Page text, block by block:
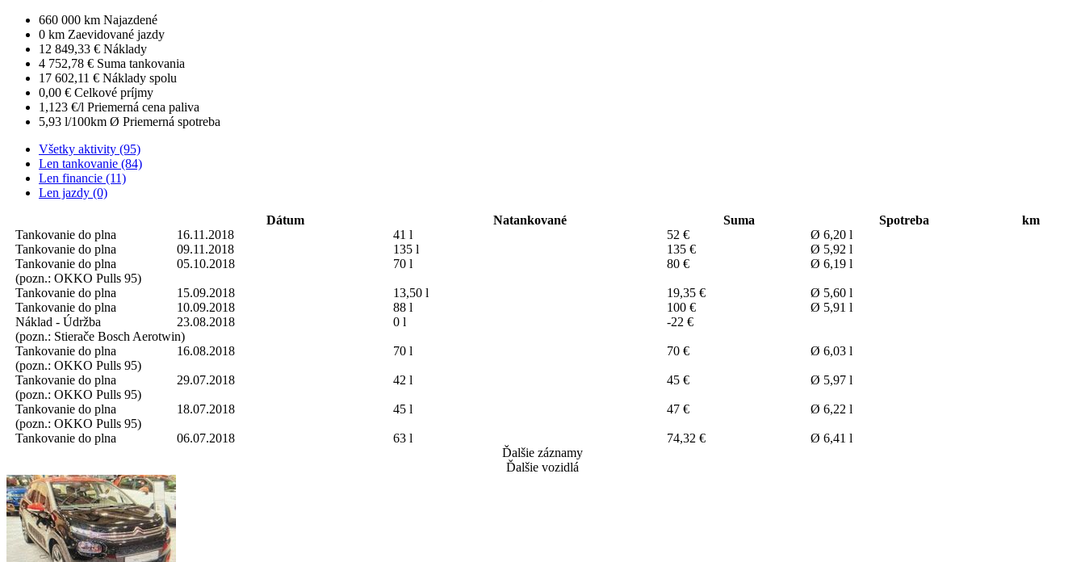
660 000 km Najazdené
0 km Zaevidované jazdy
12 849,33 € Náklady
4 752,78 € Suma tankovania
17 602,11 € Náklady spolu
0,00 € Celkové príjmy
1,123 €/l Priemerná cena paliva
5,93 l/100km Ø Priemerná spotreba
Všetky aktivity (95)
Len tankovanie (84)
Len financie (11)
Len jazdy (0)
Dátum
Natankované Suma Spotreba
km
Tankovanie do plna
16.11.2018 41 l 52 €
Ø 6,20 l
Tankovanie do plna
09.11.2018 135 l 135 €
Ø 5,92 l
Tankovanie do plna
05.10.2018 70 l 80 €
Ø 6,19 l
(pozn.: OKKO Pulls 95)
Tankovanie do plna
15.09.2018 13,50 l 19,35 €
Ø 5,60 l
Tankovanie do plna
10.09.2018 88 l 100 €
Ø 5,91 l
Náklad - Údržba
23.08.2018 0 l
-22 €
(pozn.: Stierače Bosch Aerotwin)
Tankovanie do plna
16.08.2018 70 l 70 €
Ø 6,03 l
(pozn.: OKKO Pulls 95)
Tankovanie do plna
29.07.2018 42 l 45 €
Ø 5,97 l
(pozn.: OKKO Pulls 95)
Tankovanie do plna
18.07.2018 45 l 47 €
Ø 6,22 l
(pozn.: OKKO Pulls 95)
Tankovanie do plna
06.07.2018 63 l 74,32 €
Ø 6,41 l
Ďalšie záznamy
Ďalšie vozidlá